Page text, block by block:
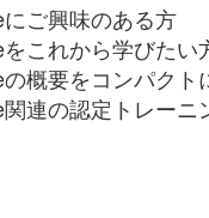
ご興味のある方
これから学びたい
概要をコンパク
連の認定トレー